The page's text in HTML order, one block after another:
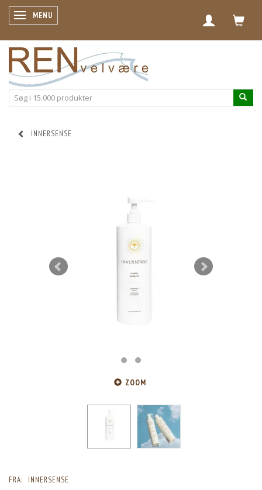
SKIFTE NAVIGATION
MENU
INNERSENSE
ZOOM
FRA: INNERSENSE